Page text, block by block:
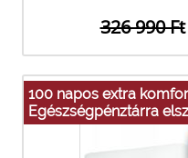
326 990 Ft
100 napos extra
Egészségpénztárra